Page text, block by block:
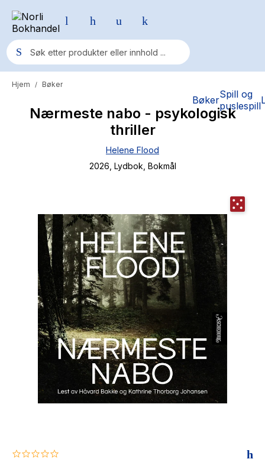
BøkerSpill og
puslespill
Populære søk
Pokemon
Fury Bound - Sable Sorensen
Hitster
Hypopressiv trening
The Housemaid
Hjem / Bøker
Nærmeste nabo - psykologisk
thriller
Helene Flood
2026 , Lydbok , Bokmål